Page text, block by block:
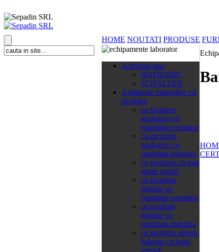
HOME NOUTATI PRODUSE
Activitate apa
ROTRONIC
SCHALLER
Agitatoare magnetice cu
incalzire
cu incalzire
analogice cu
suprafata ceramica
cu incalzire
analogice cu
suprafata metalica
cu incalzire cu mai
multe pozitii
cu incalzire
digitale cu
suprafata ceramica
cu incalzire
digitale cu
suprafata metalica
cu incalzire pentru
baloane cu fund
rotund